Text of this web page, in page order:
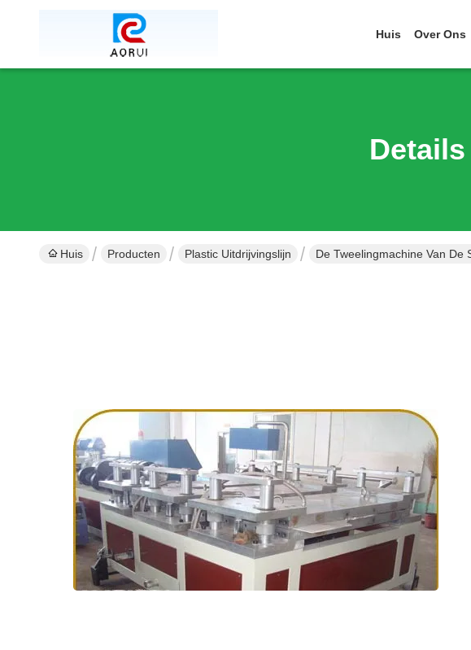
Huis Over Ons
Huis Producten Plastic Uitdrijvingslijn De Tweelingmachine Van De